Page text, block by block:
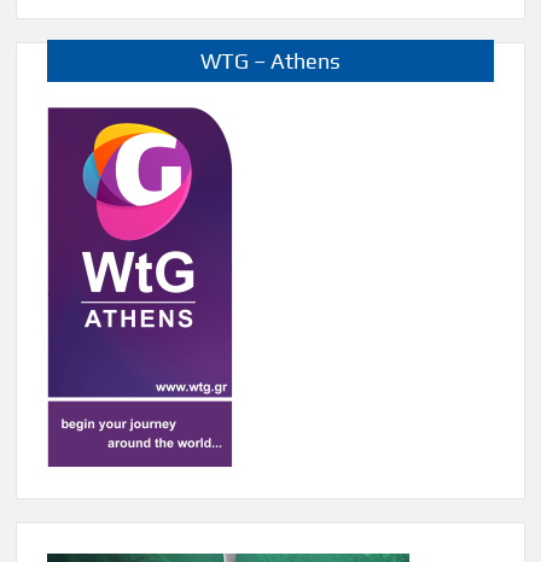
WTG – Athens